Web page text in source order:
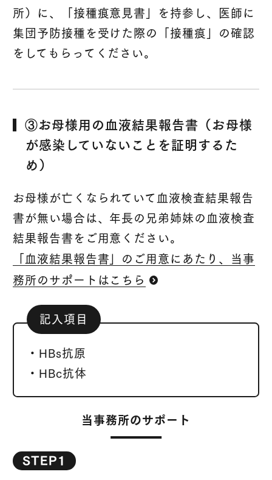
所）に、「接種痕意見書」を持参し、医師に
集団予防接種を受けた際の「接種痕」の確認
をしてもらってください。
③お母様用の血液結果報告書（お母様
が感染していないことを証明するた
め）
お母様が亡くなられていて血液検査結果報告
書が無い場合は、年長の兄弟姉妹の血液検査
結果報告書をご用意ください。
「血液結果報告書」のご用意にあたり、当事
務所のサポートはこちら
記入項目
・HBs抗原
・HBc抗体
当事務所のサポート
STEP1